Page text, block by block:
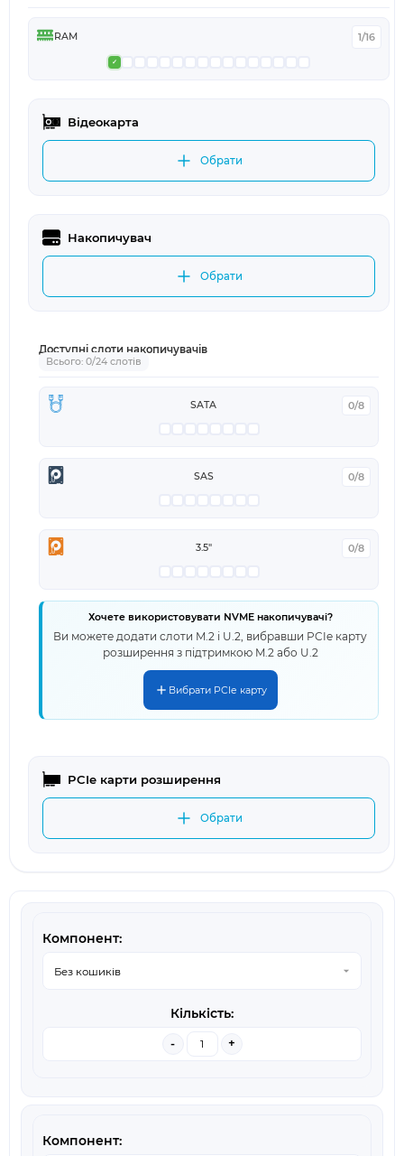
RAM 1/16
Відеокарта
Обрати
Накопичувач
Обрати
Доступні слоти накопичувачів
Всього: 0/24 слотів
SATA 0/8
SAS 0/8
3.5" 0/8
Хочете використовувати NVME накопичувачі?
Ви можете додати слоти M.2 і U.2, вибравши PCIe карту
розширення з підтримкою M.2 або U.2
Вибрати PCIe карту
PCIe карти розширення
Обрати
- +